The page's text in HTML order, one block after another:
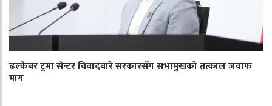
ढल्केबर ट्रमा सेन्टर विवादबारे सरकारसँग सभामुखको तत्काल जवाफ
माग